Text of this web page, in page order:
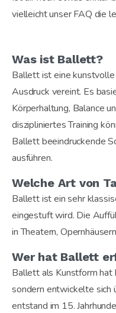
vielleicht unser FAQ die
Was ist Ballett?
Ballett ist eine kunstvolle
Ausdruck vereint. Es
Körperhaltung, Balance
diszipliniertes Training
Ballett beeindruckende
ausführen.
Welche Art von
Ballett ist ein sehr
eingestuft wird. Die
in Theatern,
Wer hat Ballett
Ballett als Kunstform hat
sondern entwickelte sich
entstand im 15.